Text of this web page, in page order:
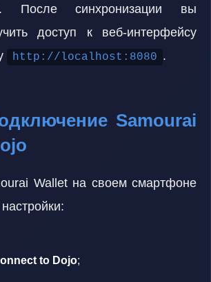
После синхронизации вы
доступ к веб-интерфейсу
http://localhost:8080 .
Samourai
Wallet на своем смартфоне
to Dojo;